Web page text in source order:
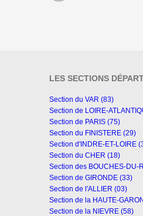
LES SECTIONS
Section du VAR (83)
Section de LOIRE-
Section de PARIS (75)
Section du FINISTERE (29)
Section d'INDRE-ET-LOIRE
Section du CHER (18)
Section des BOUCHES-DU-
Section de GIRONDE (33)
Section de l'ALLIER (03)
Section de la HAUTE-
Section de la NIEVRE (58)